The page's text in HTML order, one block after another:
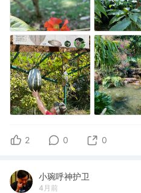
2 0 0
小琬呼神护卫
4月前